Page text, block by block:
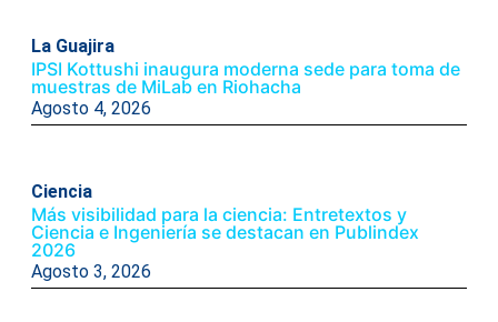
La Guajira
IPSI Kottushi inaugura moderna sede para toma de
muestras de MiLab en Riohacha
Agosto 4, 2026
Ciencia
Más visibilidad para la ciencia: Entretextos y
Ciencia e Ingeniería se destacan en Publindex
2026
Agosto 3, 2026